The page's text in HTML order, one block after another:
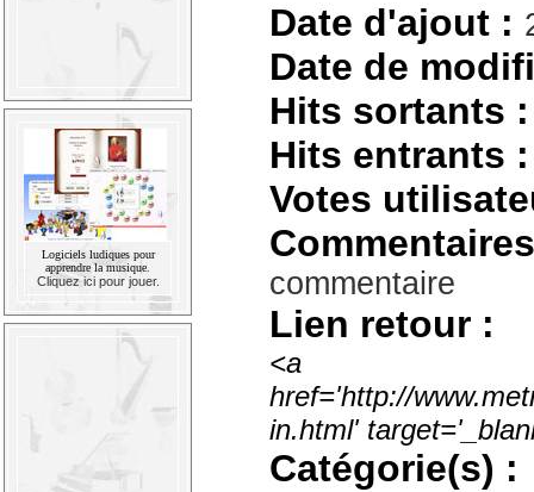
Logiciels ludiques pour
apprendre la musique.
Cliquez ici pour jouer.
Date d'ajout :
Date de
Hits sortants :
Hits entrants :
Votes
commentaire
Lien retour :
<a
href='http://
in.html'
Catégorie(s) :